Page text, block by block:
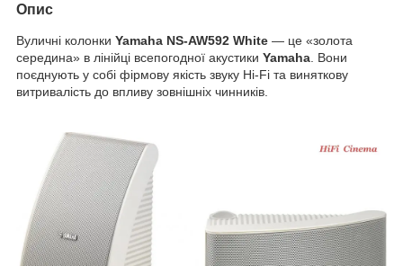
Опис
Вуличні колонки Yamaha NS-AW592 White — це «золота
середина» в лінійці всепогодної акустики Yamaha . Вони
поєднують у собі фірмову якість звуку Hi-Fi та виняткову
витривалість до впливу зовнішніх чинників.